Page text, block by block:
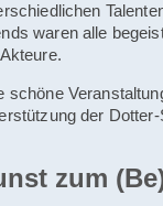
waren alle
schöne
der
zum